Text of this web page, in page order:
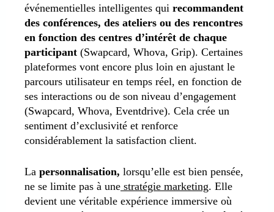
événementielles intelligentes qui recommandent
des conférences, des ateliers ou des rencontres
en fonction des centres d’intérêt de chaque
participant (Swapcard, Whova, Grip). Certaines
plateformes vont encore plus loin en ajustant le
parcours utilisateur en temps réel, en fonction de
ses interactions ou de son niveau d’engagement
(Swapcard, Whova, Eventdrive). Cela crée un
sentiment d’exclusivité et renforce
considérablement la satisfaction client.
La personnalisation, lorsqu’elle est bien pensée,
ne se limite pas à une stratégie marketing. Elle
devient une véritable expérience immersive où